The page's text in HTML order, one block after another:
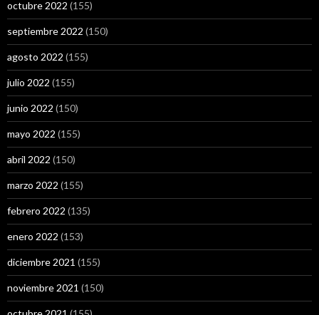
octubre 2022 (155)
septiembre 2022 (150)
agosto 2022 (155)
julio 2022 (155)
junio 2022 (150)
mayo 2022 (155)
abril 2022 (150)
marzo 2022 (155)
febrero 2022 (135)
enero 2022 (153)
diciembre 2021 (155)
noviembre 2021 (150)